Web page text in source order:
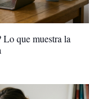
que muestra la